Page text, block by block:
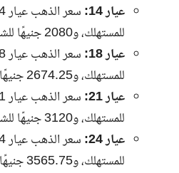
عيار 14: سعر الذهب عيار 14 عند
للمستهلك، و2080جنيهًا
عيار 18:
سعر الذهب عيار 18 نحو
للمستهلك، و2674.25
عيار 21:
سعر الذهبعيار 21 نحو
للمستهلك، و3120جنيهًا
عيار 24:
سعر الذهب عيار 24 نحو
للمستهلك، و3565.75